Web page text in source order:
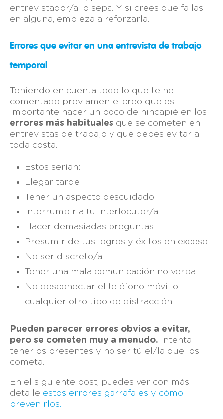
entrevistador/a lo sepa. Y si crees que fallas
en alguna, empieza a reforzarla.
Errores que evitar en una entrevista de trabajo
temporal
Teniendo en cuenta todo lo que te he
comentado previamente, creo que es
importante hacer un poco de hincapié en los
errores más habituales que se cometen en
entrevistas de trabajo y que debes evitar a
toda costa.
Estos serían:
Llegar tarde
Tener un aspecto descuidado
Interrumpir a tu interlocutor/a
Hacer demasiadas preguntas
Presumir de tus logros y éxitos en exceso
No ser discreto/a
Tener una mala comunicación no verbal
No desconectar el teléfono móvil o
cualquier otro tipo de distracción
Pueden parecer errores obvios a evitar,
pero se cometen muy a menudo. Intenta
tenerlos presentes y no ser tú el/la que los
cometa.
En el siguiente post, puedes ver con más
detalle estos errores garrafales y cómo
prevenirlos.